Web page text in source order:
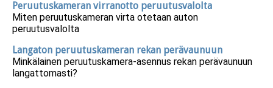
Peruutuskameran virranotto peruutusvalolta
Miten peruutuskameran virta otetaan auton
peruutusvalolta
Langaton peruutuskameran rekan perävaunuun
Minkälainen peruutuskamera-asennus rekan perävaunuun
langattomasti?